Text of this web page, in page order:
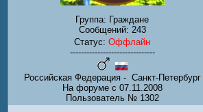
Группа: Граждане
Сообщений: 243
Статус: Оффлайн
-------------------------------
Российская Федерация - Санкт-Петербург
На форуме с 07.11.2008
Пользователь № 1302